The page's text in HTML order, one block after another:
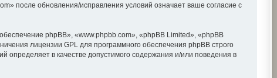
после обновления/исправления условий означает ваше согласие с
phpBB», «www.phpbb.com», «phpBB Limited», «phpBB
лицензии GPL для программного обеспечения phpBB строго
определяет в качестве допустимого содержания и/или поведения в